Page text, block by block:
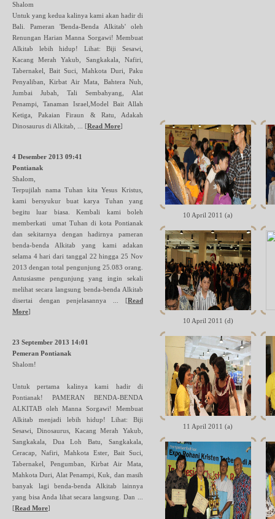
Shalom
Untuk yang kedua kalinya kami akan hadir di
Bali. Pameran 'Benda-Benda Alkitab' oleh
Renungan Harian Manna Sorgawi! Membuat
Alkitab lebih hidup! Lihat: Biji Sesawi,
Kacang Merah Yakub, Sangkakala, Nafiri,
Tabernakel, Bait Suci, Mahkota Duri, Paku
Penyaliban, Kirbat Air Mata, Bahtera Nuh,
Jumbai Jubah, Tali Sembahyang, Alat
Penampi, Tanaman Israel,Model Bait Allah
Ketiga, Pakaian Firaun & Ratu, Adakah
Dinosaurus di Alkitab, ... [Read More]
4 Desember 2013 09:41
Pontianak
Shalom,
Terpujilah nama Tuhan kita Yesus Kristus,
kami bersyukur buat karya Tuhan yang
begitu luar biasa. Kembali kami boleh
memberkati umat Tuhan di kota Pontianak
dan sekitarnya dengan hadirnya pameran
benda-benda Alkitab yang kami adakan
selama 4 hari dari tanggal 22 hingga 25 Nov
2013 dengan total pengunjung 25.083 orang.
Antusiasme pengunjung yang ingin sekali
melihat secara langsung benda-benda Alkitab
disertai dengan penjelasannya ... [Read
More]
23 September 2013 14:01
Pemeran Pontianak
Shalom!
Untuk pertama kalinya kami hadir di
Pontianak! PAMERAN BENDA-BENDA
ALKITAB oleh Manna Sorgawi! Membuat
Alkitab menjadi lebih hidup! Lihat: Biji
Sesawi, Dinosaurus, Kacang Merah Yakub,
Sangkakala, Dua Loh Batu, Sangkakala,
Ceracap, Nafiri, Mahkota Ester, Bait Suci,
Tabernakel, Pengumban, Kirbat Air Mata,
Mahkota Duri, Alat Penampi, Kuk, dan masih
banyak lagi benda-benda Alkitab lainnya
yang bisa Anda lihat secara langsung. Dan ...
[Read More]
10 April 2011 (a)
10 April 2011 (d)
11 April 2011 (a)